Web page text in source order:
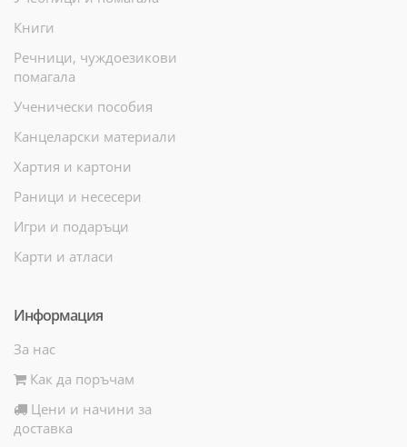
Книги
Речници, чуждоезикови
помагала
Ученически пособия
Канцеларски материали
Хартия и картони
Раници и несесери
Игри и подаръци
Карти и атласи
Информация
За нас
Как да поръчам
Цени и начини за
доставка